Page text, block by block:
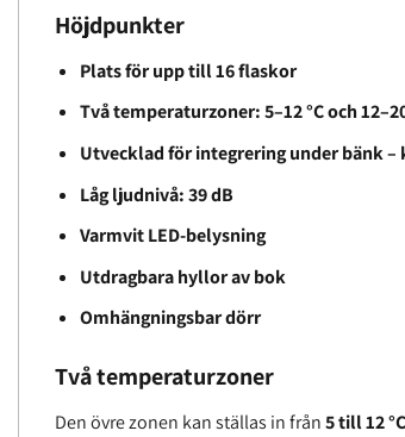
Höjdpunkter
Plats för upp till 16 flaskor
Två temperaturzoner: 5–12 °C och
Utvecklad för integrering under bänk –
Låg ljudnivå: 39 dB
Varmvit LED-belysning
Utdragbara hyllor av bok
Omhängningsbar dörr
Två temperaturzoner
Den övre zonen kan ställas in från5 till 12 °C